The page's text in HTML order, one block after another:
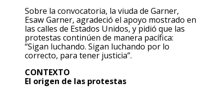
Sobre la convocatoria, la viuda de Garner,
Esaw Garner, agradeció el apoyo mostrado en
las calles de Estados Unidos, y pidió que las
protestas continúen de manera pacífica:
“Sigan luchando. Sigan luchando por lo
correcto, para tener justicia”.
CONTEXTO
El origen de las protestas